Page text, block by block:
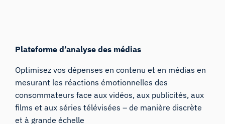
Plateforme d’analyse des médias
Optimisez vos dépenses en contenu et en médias en
mesurant les réactions émotionnelles des
consommateurs face aux vidéos, aux publicités, aux
films et aux séries télévisées – de manière discrète
et à grande échelle